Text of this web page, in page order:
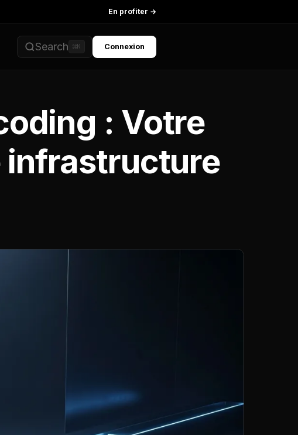
En profiter →
Search ⌘K Connexion
: Votre
infrastructure